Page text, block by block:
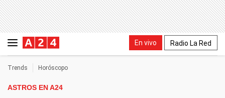
En vivo Radio La Red
Trends Horóscopo
ASTROS EN A24